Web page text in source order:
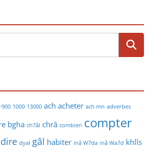
900 1000-13000 ach acheter ach mn adverbes
bgha ch7âl chrâ combien compter
dire dyal gâl habiter inâ W7da inâ Wa7d khlls